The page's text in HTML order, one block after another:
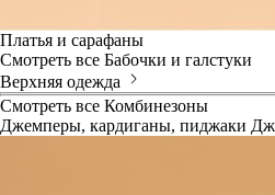
Платья и сарафаны
Смотреть все Бабочки и галстуки
Верхняя одежда
Смотреть все Комбинезоны
Джемперы, кардиганы, пиджаки